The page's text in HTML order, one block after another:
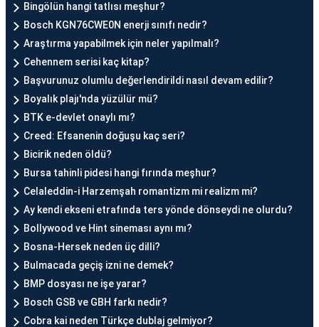
Bingölün hangi tatlısı meşhur?
Bosch KGN76CWE0N enerji sınıfı nedir?
Araştırma yapabilmek için neler yapılmalı?
Cehennem serisi kaç kitap?
Başvurunuz olumlu değerlendirildi nasıl devam edilir?
Boyalık plajı'nda yüzülür mü?
BTK e-devlet onaylı mı?
Creed: Efsanenin doğuşu kaç seri?
Bicirik neden öldü?
Bursa tahinli pidesi hangi fırında meşhur?
Celaleddin-i Harzemşah romantizm mi realizm mi?
Ay kendi ekseni etrafında ters yönde dönseydi ne olurdu?
Bollywood ve Hint sineması aynı mı?
Bosna-Hersek neden üç dilli?
Bulmacada geçiş izni ne demek?
BMP dosyası ne işe yarar?
Bosch GSB ve GBH farkı nedir?
Cobra kai neden Türkçe dublaj gelmiyor?